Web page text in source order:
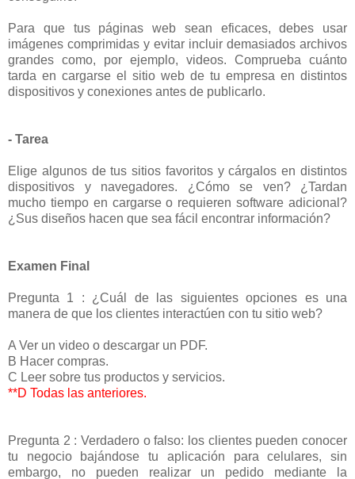
Para que tus páginas web sean eficaces, debes usar
imágenes comprimidas y evitar incluir demasiados archivos
grandes como, por ejemplo, videos. Comprueba cuánto
tarda en cargarse el sitio web de tu empresa en distintos
dispositivos y conexiones antes de publicarlo.
- Tarea
Elige algunos de tus sitios favoritos y cárgalos en distintos
dispositivos y navegadores. ¿Cómo se ven? ¿Tardan
mucho tiempo en cargarse o requieren software adicional?
¿Sus diseños hacen que sea fácil encontrar información?
Examen Final
Pregunta 1 : ¿Cuál de las siguientes opciones es una
manera de que los clientes interactúen con tu sitio web?
A Ver un video o descargar un PDF.
B Hacer compras.
C Leer sobre tus productos y servicios.
**D Todas las anteriores.
Pregunta 2 : Verdadero o falso: los clientes pueden conocer
tu negocio bajándose tu aplicación para celulares, sin
embargo, no pueden realizar un pedido mediante la